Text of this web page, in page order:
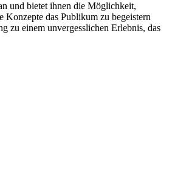
und bietet ihnen die Möglichkeit,
Konzepte das Publikum zu begeistern
zu einem unvergesslichen Erlebnis, das